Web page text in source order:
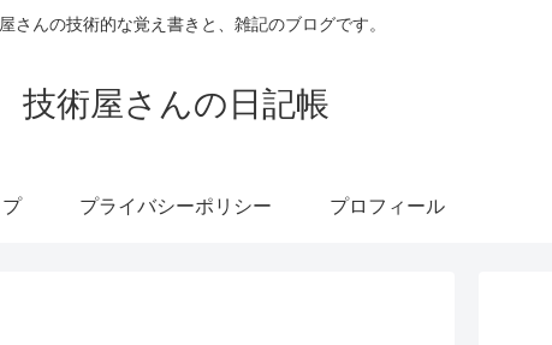
さんの技術的な覚え書きと、雑記のブログです。
技術屋さんの日記帳
プライバシーポリシー プロフィール